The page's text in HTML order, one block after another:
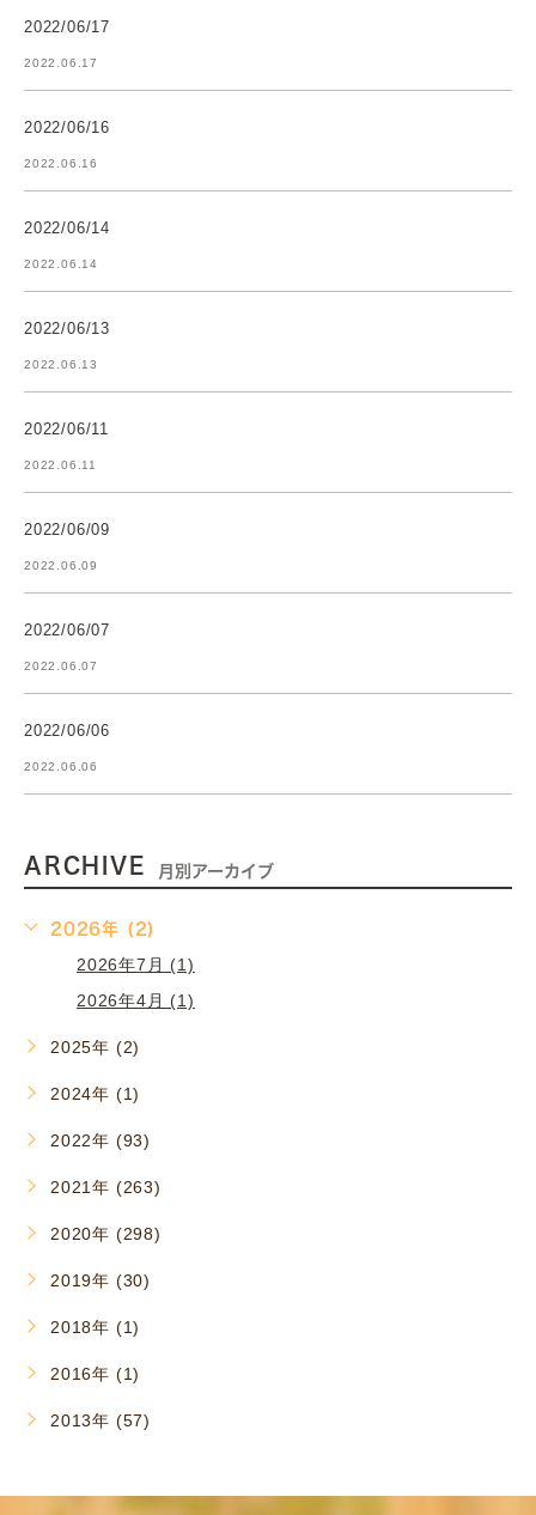
2022/06/17
2022.06.17
2022/06/16
2022.06.16
2022/06/14
2022.06.14
2022/06/13
2022.06.13
2022/06/11
2022.06.11
2022/06/09
2022.06.09
2022/06/07
2022.06.07
2022/06/06
2022.06.06
ARCHIVE 月別アーカイブ
2026年 (2)
2026年7月 (1)
2026年4月 (1)
2025年 (2)
2024年 (1)
2022年 (93)
2021年 (263)
2020年 (298)
2019年 (30)
2018年 (1)
2016年 (1)
2013年 (57)